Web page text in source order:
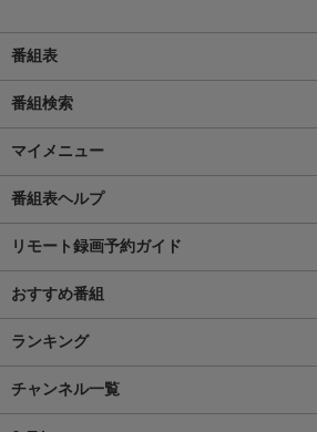
番組表
番組検索
マイメニュー
番組表ヘルプ
リモート録画予約ガイド
おすすめ番組
ランキング
チャンネル一覧